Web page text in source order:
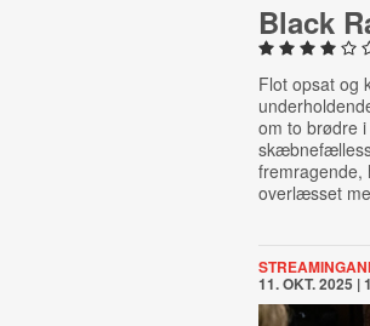
Black
Flot opsat og
om to brødre
fremragende,
overlæsset
11. OKT. 2025 |